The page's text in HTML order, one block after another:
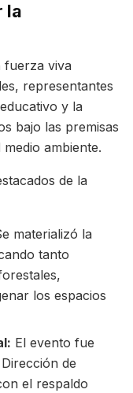
la
fuerza viva
representantes
y la
bajo las premisas
ambiente.
de la
materializó la
tanto
los espacios
El evento fue
de
el respaldo